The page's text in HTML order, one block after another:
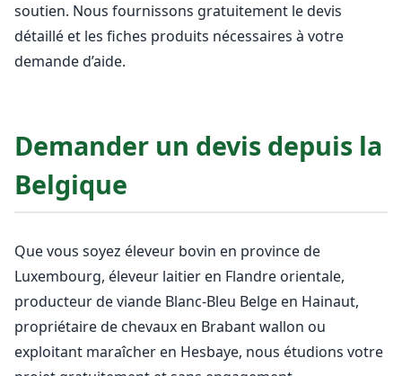
soutien. Nous fournissons gratuitement le devis
détaillé et les fiches produits nécessaires à votre
demande d’aide.
Demander un devis depuis la
Belgique
Que vous soyez éleveur bovin en province de
Luxembourg, éleveur laitier en Flandre orientale,
producteur de viande Blanc-Bleu Belge en Hainaut,
propriétaire de chevaux en Brabant wallon ou
exploitant maraîcher en Hesbaye, nous étudions votre